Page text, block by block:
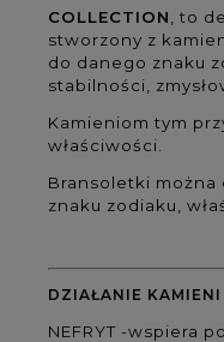
COLLECTION
, to
stworzony z
do danego znaku
stabilności,
Kamieniom tym
właściwości.
Bransoletki można
znaku zodiaku,
DZIAŁANIE KAMIENI
NEFRYT -wspiera